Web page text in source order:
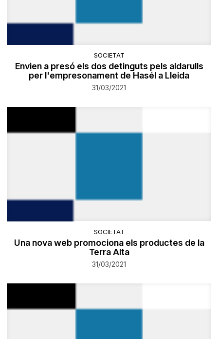
SOCIETAT
Envien a presó els dos detinguts pels aldarulls
per l'empresonament de Hasél a Lleida
31/03/2021
SOCIETAT
Una nova web promociona els productes de la
Terra Alta
31/03/2021